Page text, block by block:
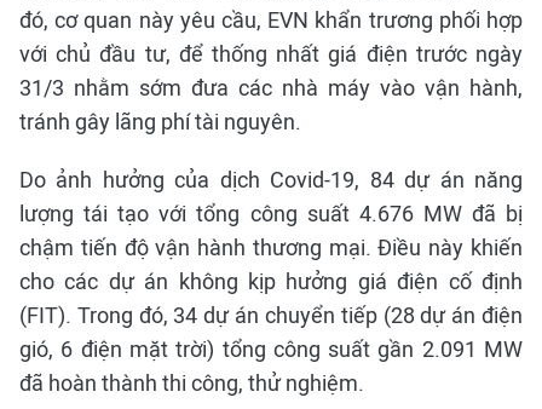
đó, cơ quan này yêu cầu, EVN khẩn trương phối hợp
với chủ đầu tư, để thống nhất giá điện trước ngày
31/3 nhằm sớm đưa các nhà máy vào vận hành,
tránh gây lãng phí tài nguyên.
Do ảnh hưởng của dịch Covid-19, 84 dự án năng
lượng tái tạo với tổng công suất 4.676 MW đã bị
chậm tiến độ vận hành thương mại. Điều này khiến
cho các dự án không kịp hưởng giá điện cố định
(FIT). Trong đó, 34 dự án chuyển tiếp (28 dự án điện
gió, 6 điện mặt trời) tổng công suất gần 2.091 MW
đã hoàn thành thi công, thử nghiệm.